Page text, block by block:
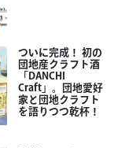
ついに完成！ 初の
団地産クラフト酒
「DANCHI
Craft」。団地愛好
家と団地クラフト
を語りつつ乾杯！